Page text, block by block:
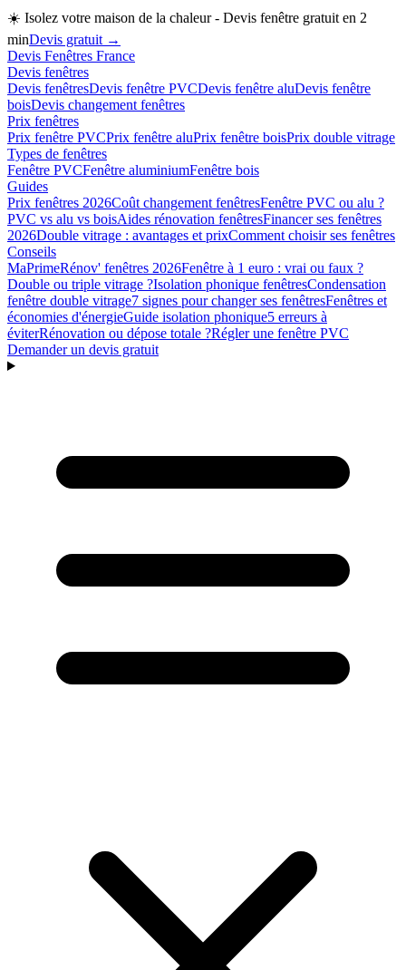
☀️ Isolez votre maison de la chaleur - Devis fenêtre gratuit en 2
minDevis gratuit →
Devis Fenêtres France
Devis fenêtres
Devis fenêtresDevis fenêtre PVCDevis fenêtre aluDevis fenêtre
boisDevis changement fenêtres
Prix fenêtres
Prix fenêtre PVCPrix fenêtre aluPrix fenêtre boisPrix double vitrage
Types de fenêtres
Fenêtre PVCFenêtre aluminiumFenêtre bois
Guides
Prix fenêtres 2026Coût changement fenêtresFenêtre PVC ou alu ?
PVC vs alu vs boisAides rénovation fenêtresFinancer ses fenêtres
2026Double vitrage : avantages et prixComment choisir ses fenêtres
Conseils
MaPrimeRénov' fenêtres 2026Fenêtre à 1 euro : vrai ou faux ?
Double ou triple vitrage ?Isolation phonique fenêtresCondensation
fenêtre double vitrage7 signes pour changer ses fenêtresFenêtres et
économies d'énergieGuide isolation phonique5 erreurs à
éviterRénovation ou dépose totale ?Régler une fenêtre PVC
Demander un devis gratuit